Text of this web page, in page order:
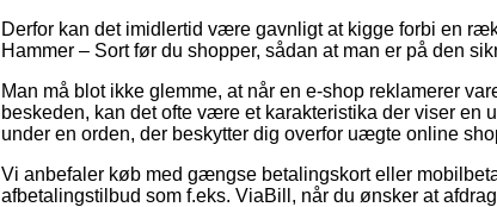
Derfor kan det imidlertid være gavnligt at kigge forbi en
Hammer – Sort før du shopper, sådan at man er på den
Man må blot ikke glemme, at når en e-shop reklamerer
beskeden, kan det ofte være et karakteristika der viser en
under en orden, der beskytter dig overfor uægte online
Vi anbefaler køb med gængse betalingskort eller
afbetalingstilbud som f.eks. ViaBill, når du ønsker at